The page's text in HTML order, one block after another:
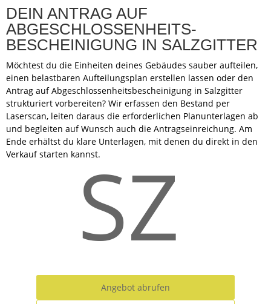
DEIN ANTRAG AUF
ABGESCHLOSSENHEITS-
BESCHEINIGUNG IN SALZGITTER
Möchtest du die Einheiten deines Gebäudes sauber aufteilen,
einen belastbaren Aufteilungsplan erstellen lassen oder den
Antrag auf Abgeschlossenheitsbescheinigung in Salzgitter
strukturiert vorbereiten? Wir erfassen den Bestand per
Laserscan, leiten daraus die erforderlichen Planunterlagen ab
und begleiten auf Wunsch auch die Antragseinreichung. Am
Ende erhältst du klare Unterlagen, mit denen du direkt in den
Verkauf starten kannst.SZ
Angebot abrufen